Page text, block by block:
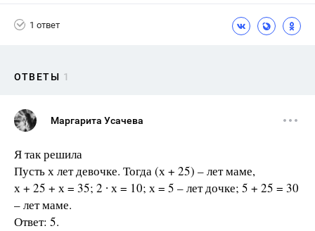
1 ответ
ОТВЕТЫ 1
Маргарита Усачева
Я так решила
Пусть х лет девочке. Тогда (х + 25) – лет маме,
х + 25 + х = 35; 2 ∙ х = 10; х = 5 – лет дочке; 5 + 25 = 30
– лет маме.
Ответ: 5.